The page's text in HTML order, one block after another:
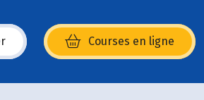
Courses en ligne
nouvelle fenêtre)